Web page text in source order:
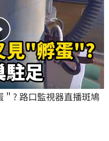
＂? 路口監視器直播斑鳩